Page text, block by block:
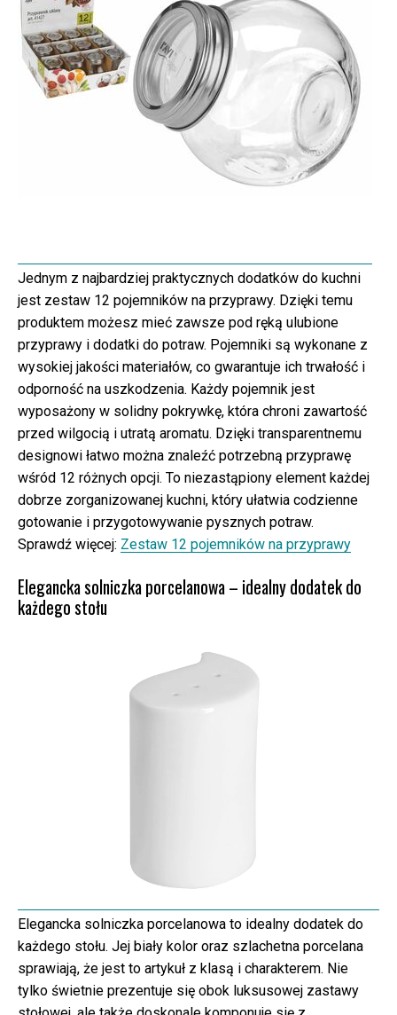
Jednym z najbardziej praktycznych dodatków do kuchni
jest zestaw 12 pojemników na przyprawy. Dzięki temu
produktem możesz mieć zawsze pod ręką ulubione
przyprawy i dodatki do potraw. Pojemniki są wykonane z
wysokiej jakości materiałów, co gwarantuje ich trwałość i
odporność na uszkodzenia. Każdy pojemnik jest
wyposażony w solidny pokrywkę, która chroni zawartość
przed wilgocią i utratą aromatu. Dzięki transparentnemu
designowi łatwo można znaleźć potrzebną przyprawę
wśród 12 różnych opcji. To niezastąpiony element każdej
dobrze zorganizowanej kuchni, który ułatwia codzienne
gotowanie i przygotowywanie pysznych potraw.
Sprawdź więcej: Zestaw 12 pojemników na przyprawy
Elegancka solniczka porcelanowa – idealny dodatek do
każdego stołu
Elegancka solniczka porcelanowa to idealny dodatek do
każdego stołu. Jej biały kolor oraz szlachetna porcelana
sprawiają, że jest to artykuł z klasą i charakterem. Nie
tylko świetnie prezentuje się obok luksusowej zastawy